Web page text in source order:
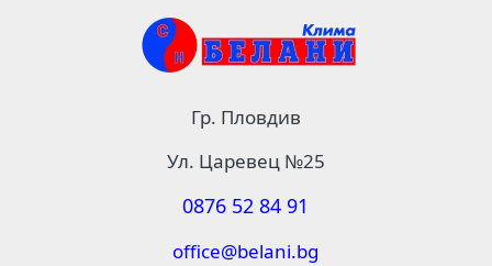
Гр. Пловдив
Ул. Царевец №25
0876 52 84 91
office@belani.bg